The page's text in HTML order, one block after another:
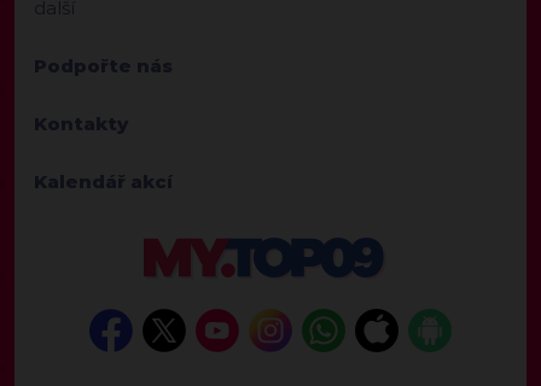
další
Podpořte nás
Kontakty
Kalendář akcí